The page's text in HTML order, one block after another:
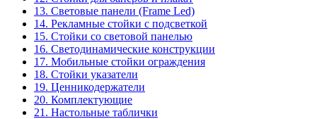
13. Световые панели (Frame Led)
14. Рекламные стойки с подсветкой
15. Стойки со световой панелью
16. Светодинамические конструкции
17. Мобильные стойки ограждения
18. Стойки указатели
19. Ценникодержатели
20. Комплектующие
21. Настольные таблички